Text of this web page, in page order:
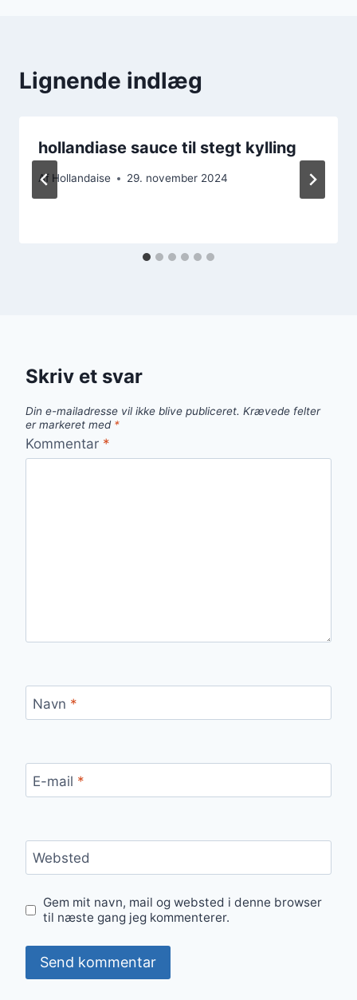
Lignende indlæg
hollandiase sauce til stegt kylling
Af Hollandaise 29. november 2024
Skriv et svar
Din e-mailadresse vil ikke blive publiceret. Krævede felter
er markeret med *
Kommentar *
Navn *
E-mail *
Websted
Gem mit navn, mail og websted i denne browser
til næste gang jeg kommenterer.